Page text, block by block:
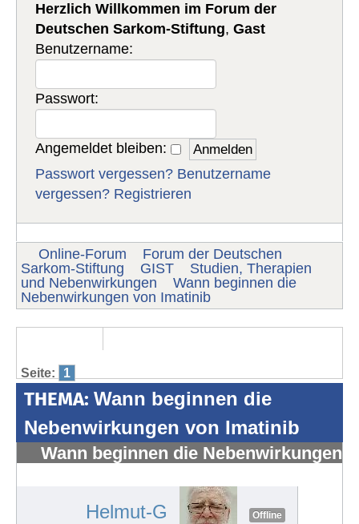
Herzlich Willkommen im Forum der
Deutschen Sarkom-Stiftung,Gast
Benutzername:
Passwort:
Angemeldet bleiben:
Passwort vergessen? Benutzername
vergessen? Registrieren
Online-Forum
Forum der Deutschen
Sarkom-Stiftung
GIST
Studien, Therapien
und Nebenwirkungen
Wann beginnen die
Nebenwirkungen von Imatinib
Seite: 1
THEMA: Wann beginnen die
Nebenwirkungen von Imatinib
Wann beginnen die Nebenwirkungen
Helmut-G Offline